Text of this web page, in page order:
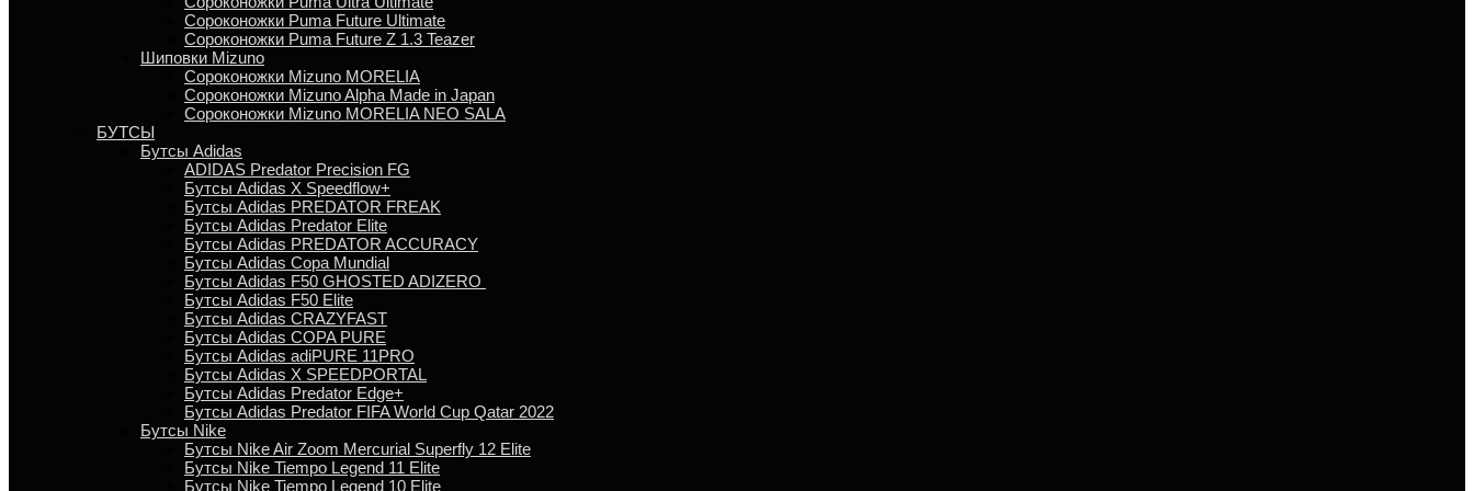
Сороконожки Puma Future Ultimate
Сороконожки Puma Future Z 1.3 Teazer
Шиповки Mizuno
Сороконожки Mizuno MORELIA
Сороконожки Mizuno Alpha Made in Japan
Сороконожки Mizuno MORELIA NEO SALA
БУТСЫ
Бутсы Adidas
ADIDAS Predator Precision FG
Бутсы Аdidas X Speedflow+
Бутсы Adidas PREDATOR FREAK
Бутсы Adidas Predator Elite
Бутсы Adidas PREDATOR ACCURACY
Бутсы Adidas Copa Mundial
Бутсы Аdidas F50 GHOSTED ADIZERO
Бутсы Adidas F50 Elite
Бутсы Adidas CRAZYFAST
Бутсы Adidas COPA PURE
Бутсы Adidas adiPURE 11PRO
Бутсы Аdidas X SPEEDPORTAL
Бутсы Аdidas Predator Edge+
Бутсы Аdidas Predator FIFA World Cup Qatar 2022
Бутсы Nike
Бутсы Nike Air Zoom Mercurial Superfly 12 Elite
Бутсы Nike Tiempo Legend 11 Elite
Бутсы Nike Tiempo Legend 10 Elite